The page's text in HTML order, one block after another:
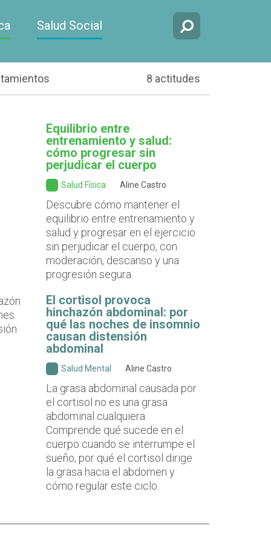
Salud Social
8 actitudes
Equilibrio entre
entrenamiento y salud:
cómo progresar sin
perjudicar el cuerpo
Salud Física Aline Castro
Descubre cómo mantener el
equilibrio entre entrenamiento y
salud y progresar en el ejercicio
sin perjudicar el cuerpo, con
moderación, descanso y una
progresión segura.
El cortisol provoca
hinchazón abdominal: por
qué las noches de insomnio
causan distensión
abdominal
Salud Mental Aline Castro
La grasa abdominal causada por
el cortisol no es una grasa
abdominal cualquiera.
Comprende qué sucede en el
cuerpo cuando se interrumpe el
sueño, por qué el cortisol dirige
la grasa hacia el abdomen y
cómo regular este ciclo.